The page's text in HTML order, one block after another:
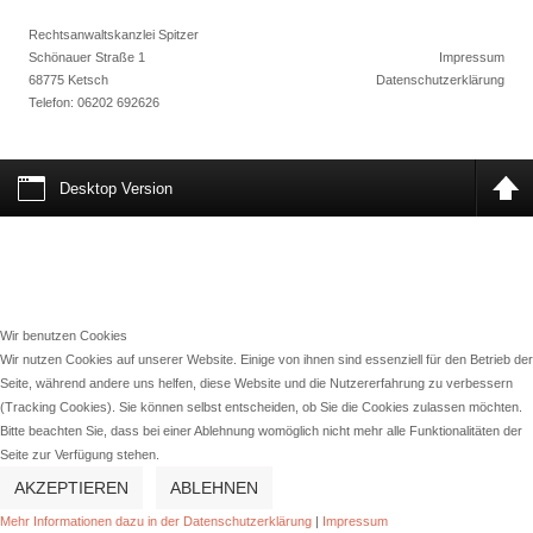
Rechtsanwaltskanzlei Spitzer
Schönauer Straße 1
68775 Ketsch
Telefon: 06202 692626
Impressum
Datenschutzerklärung
Desktop Version
Wir benutzen Cookies
Wir nutzen Cookies auf unserer Website. Einige von ihnen sind essenziell für den Betrieb der
Seite, während andere uns helfen, diese Website und die Nutzererfahrung zu verbessern
(Tracking Cookies). Sie können selbst entscheiden, ob Sie die Cookies zulassen möchten.
Bitte beachten Sie, dass bei einer Ablehnung womöglich nicht mehr alle Funktionalitäten der
Seite zur Verfügung stehen.
AKZEPTIEREN ABLEHNEN
Mehr Informationen dazu in der Datenschutzerklärung | Impressum